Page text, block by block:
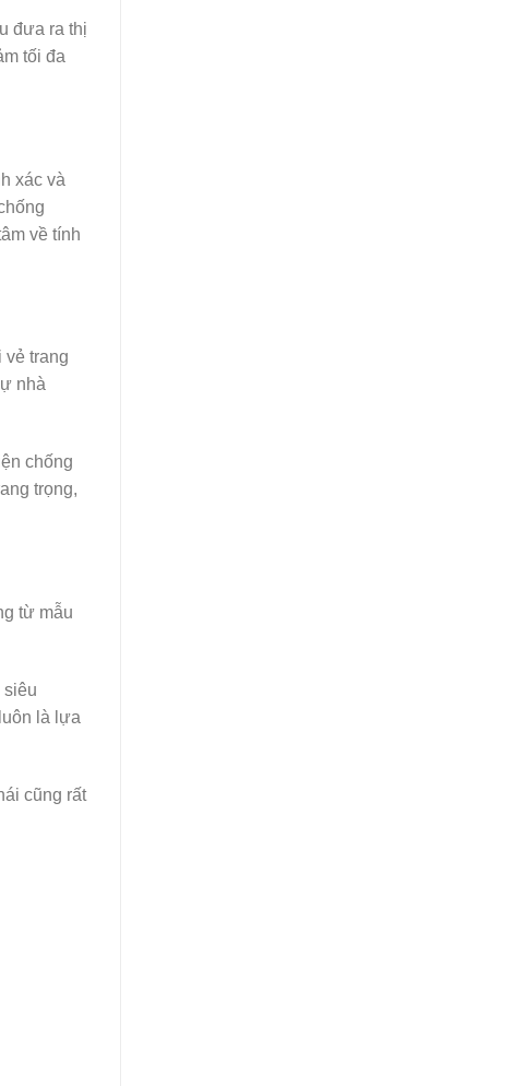
đưa ra thị
tối đa
xác và
về tính
vẻ trang
nhà
chống
trọng,
từ mẫu
siêu
là lựa
cũng rất